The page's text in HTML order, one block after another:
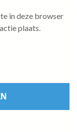
in deze browser
plaats.